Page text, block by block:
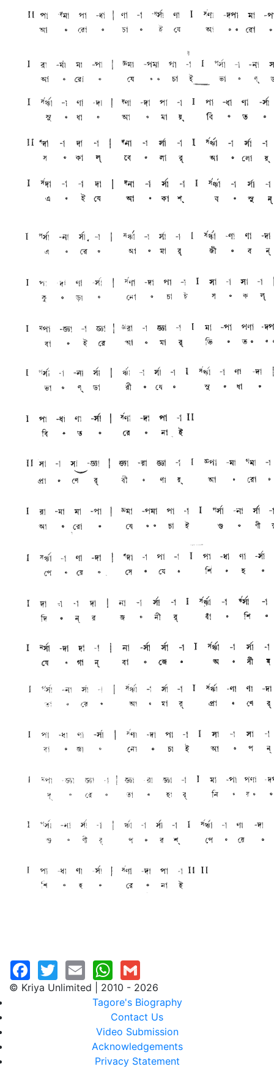
© Kriya Unlimited | 2010 - 2026
Tagore's Biography
Contact Us
Video Submission
Acknowledgements
Privacy Statement